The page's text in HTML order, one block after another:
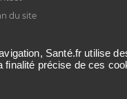
du site
Santé.fr utilise
finalité précise de ces